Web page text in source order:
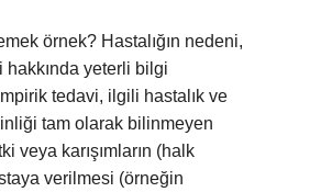
örnek? Hastalığın nedeni,
hakkında yeterli bilgi
tedavi, ilgili hastalık ve
tam olarak bilinmeyen
veya karışımların (halk
verilmesi (örneğin